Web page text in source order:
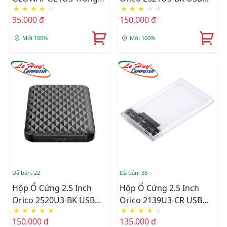
Suốt
★ ★ ★ ★ ☆
95.000 đ
Mới 100%
3.0
★ ★ ★ ☆ ☆
150.000 đ
Mới 100%
Đã bán: 22
Hộp Ổ Cứng 2.5 Inch
Orico 2520U3-BK USB
3.0
★ ★ ★ ★ ★
150.000 đ
Đã bán: 35
Hộp Ổ Cứng 2.5 Inch
Orico 2139U3-CR USB
3.0
★ ★ ★ ★ ☆
135.000 đ